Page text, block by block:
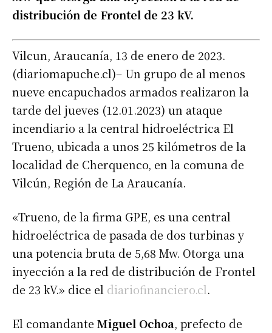
distribución de Frontel de 23 kV.
Vilcun, Araucanía, 13 de enero de 2023.
(diariomapuche.cl)– Un grupo de al menos
nueve encapuchados armados realizaron la
tarde del jueves (12.01.2023) un ataque
incendiario a la central hidroeléctrica El
Trueno, ubicada a unos 25 kilómetros de la
localidad de Cherquenco, en la comuna de
Vilcún, Región de La Araucanía.
«Trueno, de la firma GPE, es una central
hidroeléctrica de pasada de dos turbinas y
una potencia bruta de 5,68 Mw. Otorga una
inyección a la red de distribución de Frontel
de 23 kV.» dice el diariofinanciero.cl.
El comandante Miguel Ochoa, prefecto de